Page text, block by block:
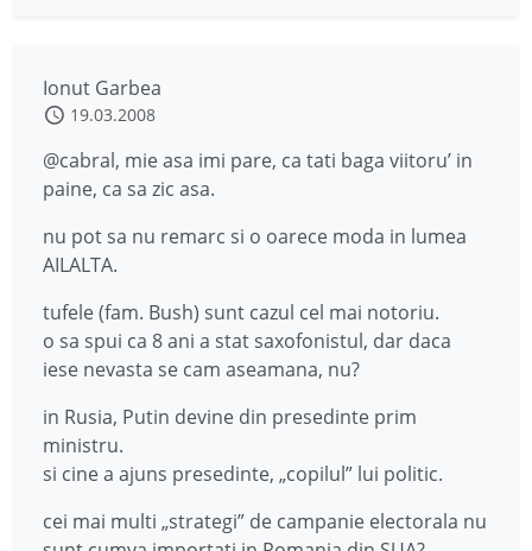
Ionut Garbea
19.03.2008
@cabral, mie asa imi pare, ca tati baga viitoru’ in
paine, ca sa zic asa.
nu pot sa nu remarc si o oarece moda in lumea
AILALTA.
tufele (fam. Bush) sunt cazul cel mai notoriu.
o sa spui ca 8 ani a stat saxofonistul, dar daca
iese nevasta se cam aseamana, nu?
in Rusia, Putin devine din presedinte prim
ministru.
si cine a ajuns presedinte, „copilul” lui politic.
cei mai multi „strategi” de campanie electorala nu